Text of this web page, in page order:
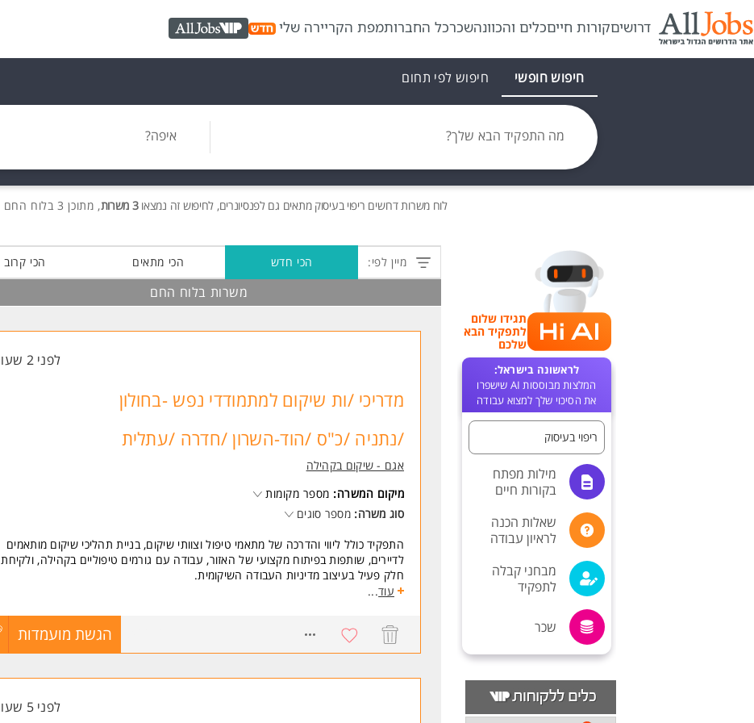
דרושיםקורות חייםכלים והכוונהשכרכל החברותמפת הקריירה שלי AllJobs VIP
חיפוש חופשי חיפוש לפי תחום
מה התפקיד הבא שלך? איפה?
לוח משרותדרושים ריפוי בעיסוק מתאים גם לפנסיונרים, לחיפוש זה נמצאו3 משרות , מתוכן 3 בלוח החם חינם!
תגידו שלום
לתפקיד הבא
שלכם
לראשונה בישראל:
המלצות מבוססות AI שישפרו
את הסיכוי שלך למצוא עבודה
ריפוי בעיסוק
מילות מפתח
בקורות חיים
שאלות הכנה
לראיון עבודה
מבחני קבלה
לתפקיד
שכר
מיין לפי: הכי חדש הכי מתאים הכי קרוב
משרות בלוח החם
לפני 2 שעות
מדריכי /ות שיקום למתמודדי נפש -בחולון
/נתניה /כ"ס /הוד-השרון /חדרה /עתלית
אגם - שיקום בקהילה
מיקום המשרה: מספר מקומות
סוג משרה: מספר סוגים
התפקיד כולל ליווי והדרכה של מתאמי טיפול וצוותי שיקום, בניית תהליכי שיקום מותאמים
לדיירים, שותפות בפיתוח מקצועי של האזור, עבודה עם גורמים טיפוליים בקהילה, ולקיחת
חלק פעיל בעיצוב מדיניות העבודה השיקומית.
איך ייראה היום שלך אצלנו?
תיאום טיפול עם גורמים מקצועיים מגוונים בקהילה
הדרכה וליווי מקצועי של צוותי שיקום ומתאמי טיפול
שותפות בתכנון ופיתוח אזורי של השירות
עוד...
הגשת מועמדות
לפני 5 שעות